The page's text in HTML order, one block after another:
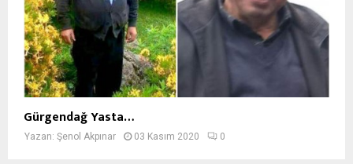
Gürgendağ Yasta…
Yazan: Şenol Akpınar 03 Kasım 2020 0